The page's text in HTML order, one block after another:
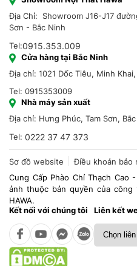
Địa Chỉ: Showroom J16-J17
Tel:0915.353.009
Tel: 0915353009
Cung Cấp Phào Chỉ Thạch Cao
ảnh thuộc bản quyền của công
HAWA.